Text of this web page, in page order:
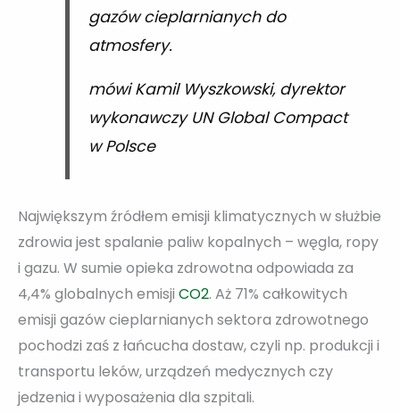
gazów cieplarnianych do
atmosfery.
mówi Kamil Wyszkowski, dyrektor
wykonawczy UN Global Compact
w Polsce
Największym źródłem emisji klimatycznych w służbie
zdrowia jest spalanie paliw kopalnych – węgla, ropy
i gazu. W sumie opieka zdrowotna odpowiada za
4,4% globalnych emisji CO2. Aż 71% całkowitych
emisji gazów cieplarnianych sektora zdrowotnego
pochodzi zaś z łańcucha dostaw, czyli np. produkcji i
transportu leków, urządzeń medycznych czy
jedzenia i wyposażenia dla szpitali.